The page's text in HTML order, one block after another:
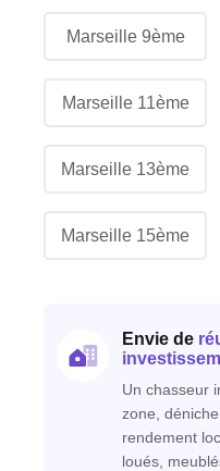
Marseille 9ème
Marseille 11ème
Marseille 13ème
Marseille 15ème
Envie de
Un chasseur
zone,
rendement
loués,